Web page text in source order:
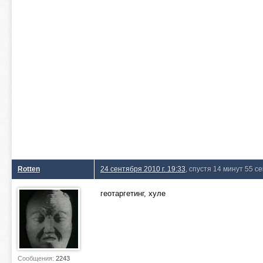
Rotten
Сообщения: 2243
24 сентября 2010 г. 19:33 , спустя 14 минут 55
геотаргетинг, хуле